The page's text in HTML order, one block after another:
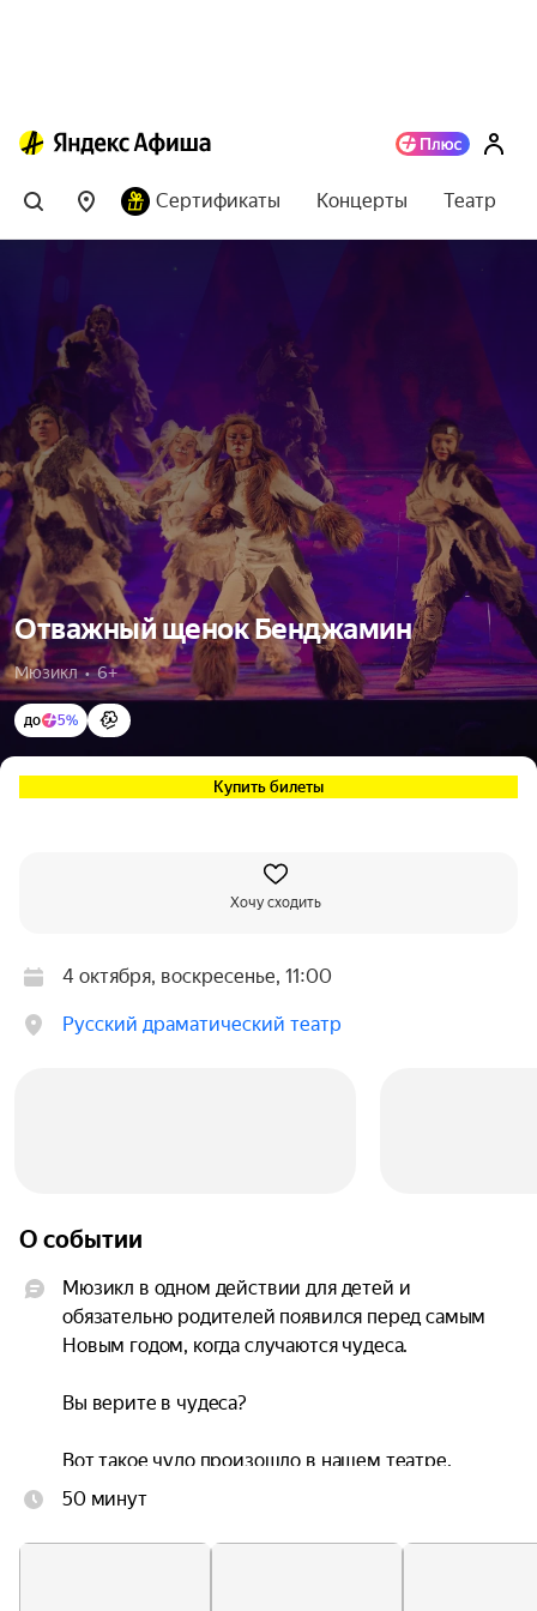
Сертификаты Концерты Театр
Отважный щенок Бенджамин
Мюзикл  •  6+
до 5%
Купить билеты
Хочу сходить
4 октября, воскресенье, 11:00
Русский драматический театр
О событии
Мюзикл в одном действии для детей и
обязательно родителей появился перед самым
Новым годом, когда случаются чудеса.
Вы верите в чудеса?
Вот такое чудо произошло в нашем театре.
свою историю про собак. Театр обратился к
50 минут